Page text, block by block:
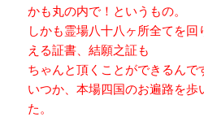
かも丸の内で！というもの。
しかも霊場八十八ヶ所全てを
える証書、結願之証も
ちゃんと頂くことができるんで
いつか、本場四国のお遍路を歩
た。